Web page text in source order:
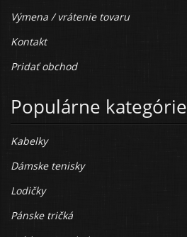
Výmena / vrátenie tovaru
Kontakt
Pridať obchod
Populárne kategórie
Kabelky
Dámske tenisky
Lodičky
Pánske tričká